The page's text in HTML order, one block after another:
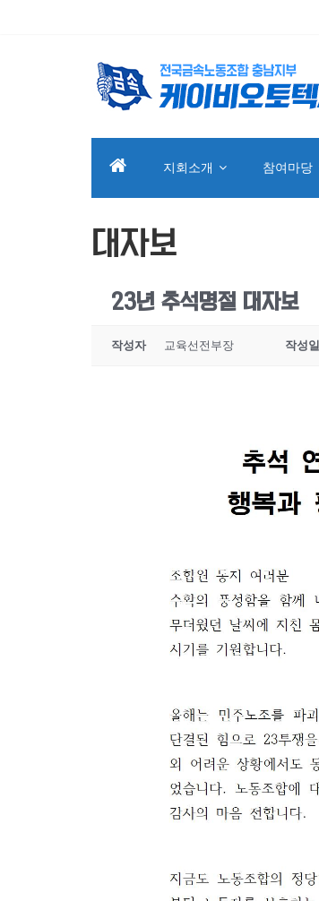
지회소개 참여마당
대자보
23년 추석명절 대자보
작성자 교육선전부장 작성일